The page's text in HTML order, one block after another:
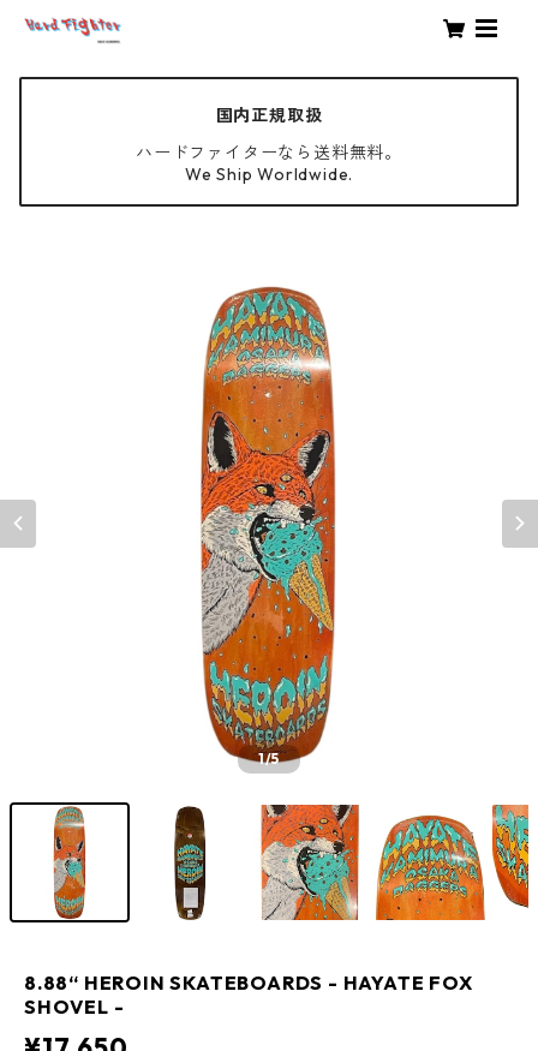
国内正規取扱
ハードファイターなら送料無料。
We Ship Worldwide.
1/5
8.88“ HEROIN SKATEBOARDS - HAYATE FOX
SHOVEL -